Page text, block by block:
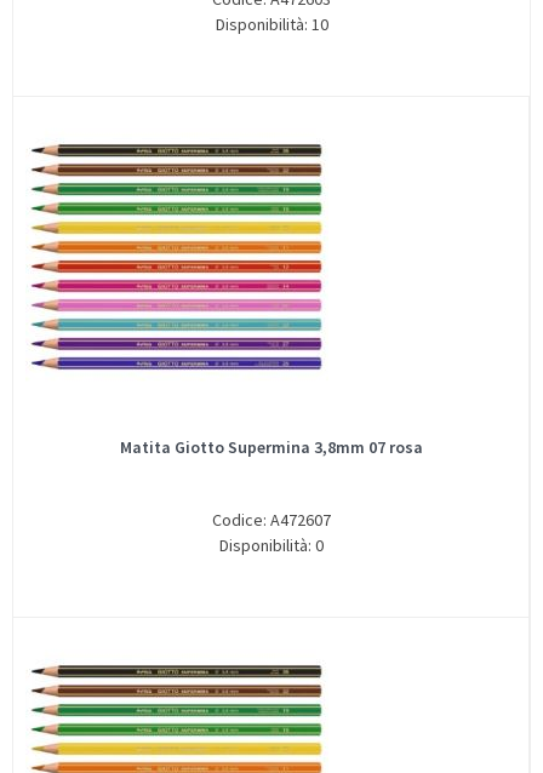
Disponibilità: 10
Matita Giotto Supermina 3,8mm 07 rosa
Codice: A472607
Disponibilità: 0